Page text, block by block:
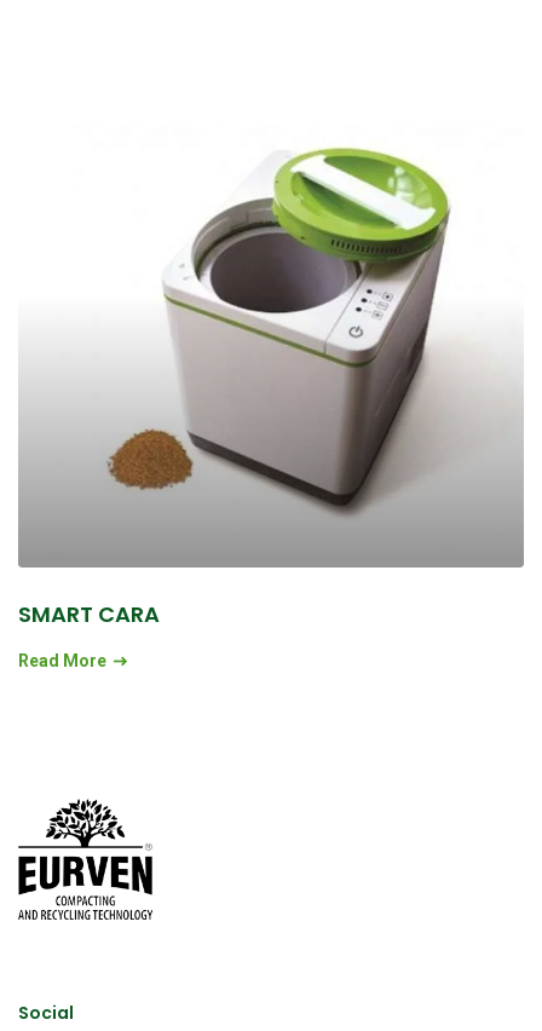
SMART CARA
Read More
Social